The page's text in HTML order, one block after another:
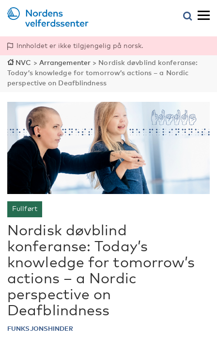
Innholdet er ikke tilgjengelig på norsk.
NVC > Arrangementer > Nordisk døvblind konferanse:
Today’s knowledge for tomorrow’s actions – a Nordic
perspective on Deafblindness
Fullført
Nordisk døvblind
konferanse: Today’s
knowledge for tomorrow’s
actions – a Nordic
perspective on
Deafblindness
FUNKSJONSHINDER